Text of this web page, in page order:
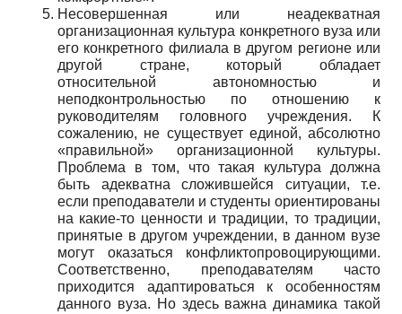
Несовершенная или неадекватная
организационная культура конкретного вуза или
его конкретного филиала в другом регионе или
другой стране, который обладает
относительной автономностью и
неподконтрольностью по отношению к
руководителям головного учреждения. К
сожалению, не существует единой, абсолютно
«правильной» организационной культуры.
Проблема в том, что такая культура должна
быть адекватна сложившейся ситуации, т.е.
если преподаватели и студенты ориентированы
на какие-то ценности и традиции, то традиции,
принятые в другом учреждении, в данном вузе
могут оказаться конфликтопровоцирующими.
Соответственно, преподавателям часто
приходится адаптироваться к особенностям
данного вуза. Но здесь важна динамика такой